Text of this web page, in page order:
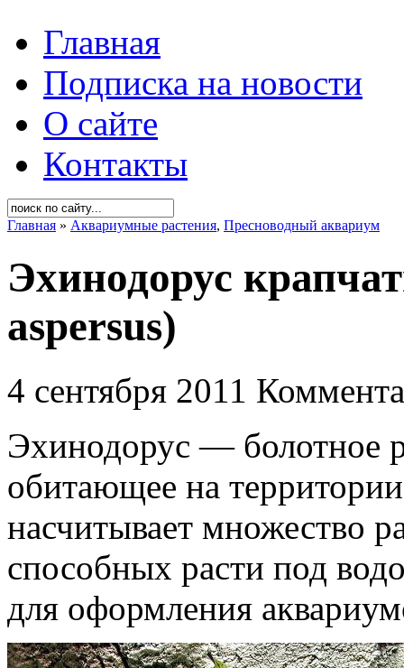
Главная
Подписка на новости
О сайте
Контакты
Главная » Аквариумные растения, Пресноводный аквариум
Эхинодорус
aspersus)
4 сентября 2011
Эхинодорус — болотное
обитающее на
насчитывает множество
способных расти под
для оформления